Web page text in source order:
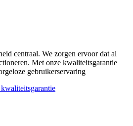
centraal. We zorgen ervoor dat al
Met onze kwaliteitsgarantie
gebruikerservaring